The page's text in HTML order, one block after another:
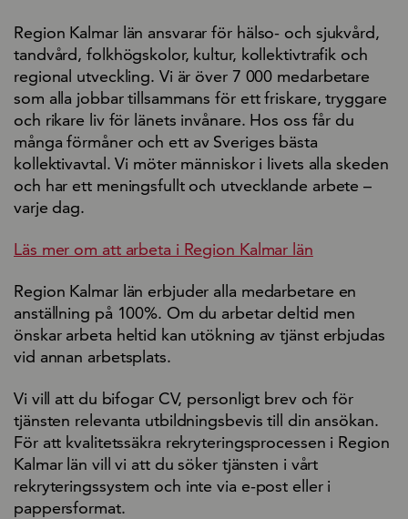
Region Kalmar län ansvarar för hälso- och sjukvård,
tandvård, folkhögskolor, kultur, kollektivtrafik och
regional utveckling. Vi är över 7 000 medarbetare
som alla jobbar tillsammans för ett friskare, tryggare
och rikare liv för länets invånare. Hos oss får du
många förmåner och ett av Sveriges bästa
kollektivavtal. Vi möter människor i livets alla skeden
och har ett meningsfullt och utvecklande arbete –
varje dag.
Läs mer om att arbeta i Region Kalmar län
Region Kalmar län erbjuder alla medarbetare en
anställning på 100%. Om du arbetar deltid men
önskar arbeta heltid kan utökning av tjänst erbjudas
vid annan arbetsplats.
Vi vill att du bifogar CV, personligt brev och för
tjänsten relevanta utbildningsbevis till din ansökan.
För att kvalitetssäkra rekryteringsprocessen i Region
Kalmar län vill vi att du söker tjänsten i vårt
rekryteringssystem och inte via e-post eller i
pappersformat.